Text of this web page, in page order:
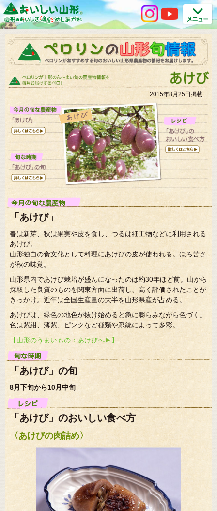
2015年8月25日掲載
「あけび」
春は新芽、秋は果実や皮を食し、つるは細工物などに利用される
あけび。
山形独自の食文化として料理にあけびの皮が使われる。ほろ苦さ
が秋の味覚。
山形県内であけび栽培が盛んになったのは約30年ほど前。山から
採取した良質のものを関東方面に出荷し、高く評価されたことが
きっかけ。近年は全国生産量の大半を山形県産が占める。
あけびは、緑色の地色が抜け始めると急に膨らみながら色づく。
色は紫紺、薄紫、ピンクなど種類や系統によって多彩。
【山形のうまいもの：あけびへ 】
「あけび」の旬
8月下旬から10月中旬
「あけび」のおいしい食べ方
〈あけびの肉詰め〉